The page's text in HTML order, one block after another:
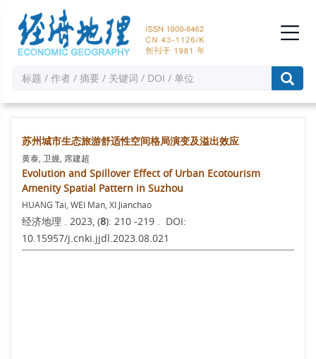
苏州城市生态旅游舒适性空间格局演变及溢出效应
黄泰, 卫嫚, 席建超
Evolution and Spillover Effect of Urban Ecotourism
Amenity Spatial Pattern in Suzhou
HUANG Tai, WEI Man, XI Jianchao
经济地理 . 2023, (8): 210 -219 . DOI:
10.15957/j.cnki.jjdl.2023.08.021